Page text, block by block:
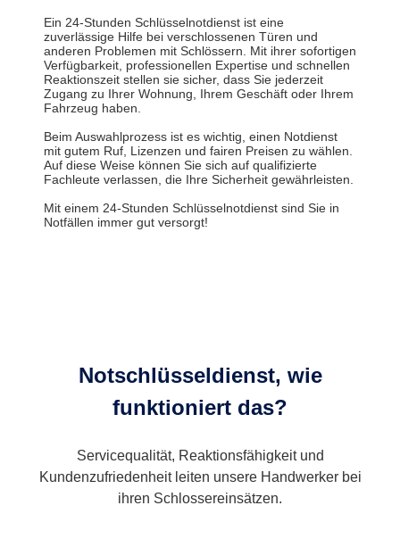
Ein 24-Stunden Schlüsselnotdienst ist eine
zuverlässige Hilfe bei verschlossenen Türen und
anderen Problemen mit Schlössern. Mit ihrer sofortigen
Verfügbarkeit, professionellen Expertise und schnellen
Reaktionszeit stellen sie sicher, dass Sie jederzeit
Zugang zu Ihrer Wohnung, Ihrem Geschäft oder Ihrem
Fahrzeug haben.
Beim Auswahlprozess ist es wichtig, einen Notdienst
mit gutem Ruf, Lizenzen und fairen Preisen zu wählen.
Auf diese Weise können Sie sich auf qualifizierte
Fachleute verlassen, die Ihre Sicherheit gewährleisten.
Mit einem 24-Stunden Schlüsselnotdienst sind Sie in
Notfällen immer gut versorgt!
Notschlüsseldienst, wie
funktioniert das?
Servicequalität, Reaktionsfähigkeit und
Kundenzufriedenheit leiten unsere Handwerker bei
ihren Schlossereinsätzen.